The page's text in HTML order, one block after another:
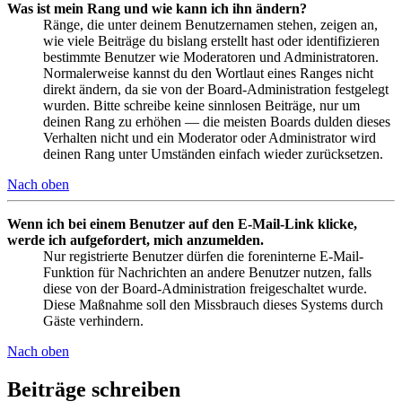
Was ist mein Rang und wie kann ich ihn ändern?
Ränge, die unter deinem Benutzernamen stehen, zeigen an,
wie viele Beiträge du bislang erstellt hast oder identifizieren
bestimmte Benutzer wie Moderatoren und Administratoren.
Normalerweise kannst du den Wortlaut eines Ranges nicht
direkt ändern, da sie von der Board-Administration festgelegt
wurden. Bitte schreibe keine sinnlosen Beiträge, nur um
deinen Rang zu erhöhen — die meisten Boards dulden dieses
Verhalten nicht und ein Moderator oder Administrator wird
deinen Rang unter Umständen einfach wieder zurücksetzen.
Nach oben
Wenn ich bei einem Benutzer auf den E-Mail-Link klicke,
werde ich aufgefordert, mich anzumelden.
Nur registrierte Benutzer dürfen die foreninterne E-Mail-
Funktion für Nachrichten an andere Benutzer nutzen, falls
diese von der Board-Administration freigeschaltet wurde.
Diese Maßnahme soll den Missbrauch dieses Systems durch
Gäste verhindern.
Nach oben
Beiträge schreiben